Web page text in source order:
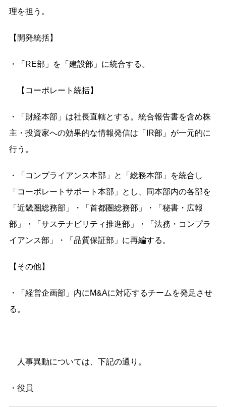
理を担う。
【 開発統括】
・「RE部」を「建設部」に統合する。
【コーポレート統括】
・「財経本部」は社⻑直轄とする。統合報告書を含め株
主・投資家への効果的な情報発信は「IR部」が⼀元的に
⾏う。
・「コンプライアンス本部」と「総務本部」を統合し
「コーポレートサポート本部」とし、同本部内の各部を
「近畿圏総務部」・「⾸都圏総務部」・「秘書・広報
部」・「サステナビリティ推進部」・「法務・コンプラ
イアンス部」・「品質保証部」に再編する。
【その他】
・「経営企画部」内にM&Aに対応するチームを発足させ
る。
人事異動については、下記の通り。
・役員